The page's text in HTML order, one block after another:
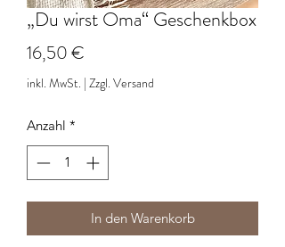
„Du wirst Oma“ Geschenkbox
16,50 €
inkl. MwSt. | Zzgl. Versand
Anzahl *
In den Warenkorb